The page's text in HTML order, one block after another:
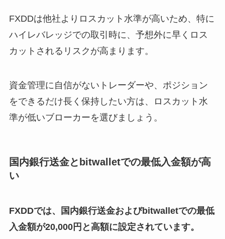
FXDDは他社よりロスカット水準が高いため、特に
ハイレバレッジでの取引時に、予想外に早くロス
カットされるリスクが高まります。
資金管理に自信がないトレーダーや、ポジション
をできるだけ長く保持したい方は、ロスカット水
準が低いブローカーを選びましょう。
国内銀行送金とbitwalletでの最低入金額が高
い
FXDDでは、国内銀行送金およびbitwalletでの最低
入金額が20,000円と高額に設定されています。